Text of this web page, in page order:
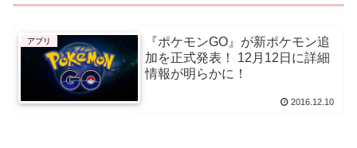
アプリ
『ポケモンGO』が新ポケモン追
加を正式発表！ 12月12日に詳細
情報が明らかに！
2016.12.10